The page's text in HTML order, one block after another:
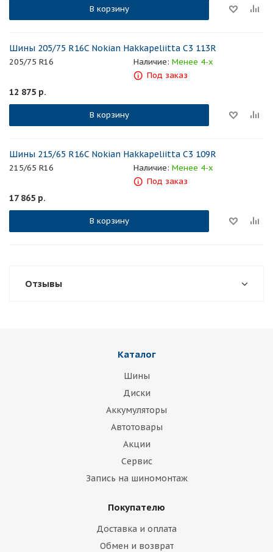
В корзину
Шины 205/75 R16C Nokian Hakkapeliitta C3 113R
205/75 R16 Наличие: Менее 4-х
Под заказ
12 875 р.
В корзину
Шины 215/65 R16C Nokian Hakkapeliitta C3 109R
215/65 R16 Наличие: Менее 4-х
Под заказ
17 865 р.
В корзину
Отзывы
Каталог
Шины
Диски
Аккумуляторы
Автотовары
Акции
Сервис
Запись на шиномонтаж
Покупателю
Доставка и оплата
Обмен и возврат